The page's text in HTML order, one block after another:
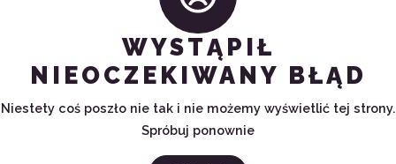
WYSTĄPIŁ
NIEOCZEKIWANY BŁĄD
Niestety coś poszło nie tak i nie możemy wyświetlić tej strony.
Spróbuj ponownie